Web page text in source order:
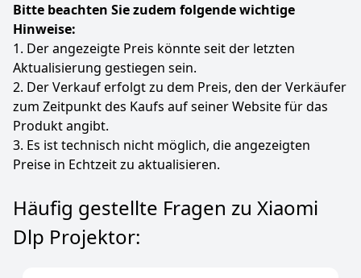
Spiele, Sport oder Yoga zu beobachten.
❤Kompakt, tragbar und reisefreundlich: Der Mini-
Projektor ist auf Tragbarkeit ausgelegt, wiegt nur 0,35
kg, hat ein zylindrisches Einhand-Design (φ94,8×156,7
mm), kann mit einer Tragetasche geliefert werden,
Reisen / Camping ist gebrauchsfertig, auch perfekt
für den Innenbereich oder die Unterhaltung, egal ob
Sie unterwegs sind, eine Party veranstalten oder
einen Filmabend im Freien planen, das kompakte
Design kann leicht transportiert werden. Sorgenfrei
zufriedenstellenden Service zu bieten.
Farbe
Weiß-1
Bitte beachten Sie zudem folgende wichtige
Hinweise:
1. Der angezeigte Preis könnte seit der letzten
Aktualisierung gestiegen sein.
2. Der Verkauf erfolgt zu dem Preis, den der Verkäufer
zum Zeitpunkt des Kaufs auf seiner Website für das
Produkt angibt.
3. Es ist technisch nicht möglich, die angezeigten
Preise in Echtzeit zu aktualisieren.
Häufig gestellte Fragen zu Xiaomi
Dlp Projektor: